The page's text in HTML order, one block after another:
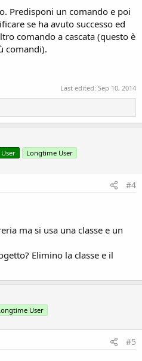
Predisponi un comando e poi
se ha avuto successo ed
comando a cascata (questo è
comandi).
Last edited: Sep 10, 2014
Longtime User
#4
ma si usa una classe e un
Elimino la classe e il
User
#5